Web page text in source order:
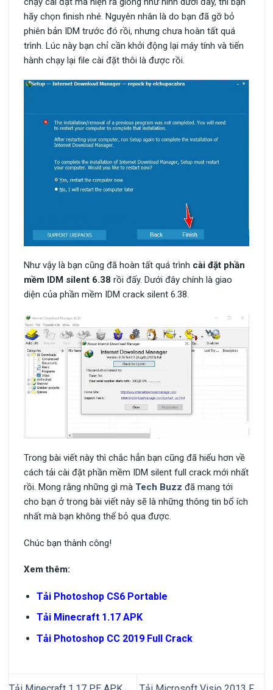
hãy chọn finish nhé. Nguyên nhân là do bạn đã gỡ bỏ
phiên bản IDM trước đó rồi, nhưng chưa hoàn tất quá
trình. Lúc này bạn chỉ cần khởi động lại máy tính và tiến
hành chạy lại file cài đặt thôi là được rồi.
Như vậy là bạn cũng đã hoàn tất quá trình cài đặt phần
mềm IDM silent 6.38 rồi đấy. Dưới đây chính là giao
diện của phần mềm IDM crack silent 6.38.
Trong bài viết này thì chắc hẳn bạn cũng đã hiểu hơn về
cách tải cài đặt phần mềm IDM silent full crack mới nhất
rồi. Mong rằng những gì mà Tech Buzz đã mang tới
cho bạn ở trong bài viết này sẽ là những thông tin bổ ích
nhất mà bạn không thể bỏ qua được.
Chúc bạn thành công!
Xem thêm:
Tải Photoshop CS6 Portable
Tải Minecraft 1.17 APK
Tải Photoshop CC 2019 Full Crack